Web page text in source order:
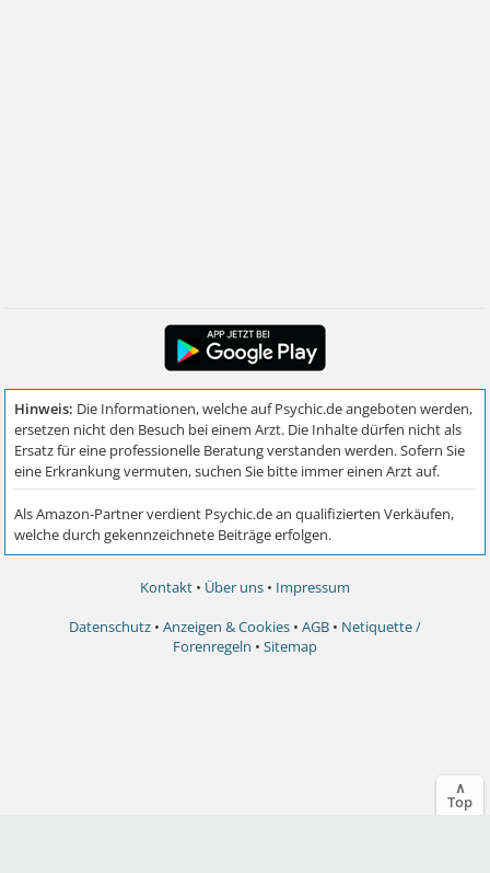
Kontakt • Über uns • Impressum
Datenschutz • Anzeigen & Cookies • AGB • Netiquette /
Forenregeln • Sitemap
∧
Top